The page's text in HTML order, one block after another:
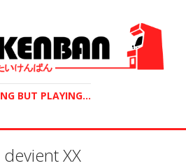
BUT PLAYING...
devient XX